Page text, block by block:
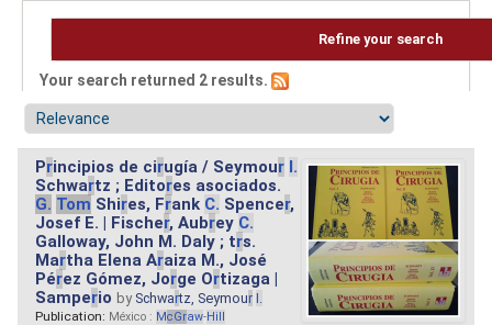
Refine your search
Your search returned 2 results.
Principios de cirugía / Seymour I.
Schwartz ; Editores asociados.
G. Tom Shires, Frank C. Spencer,
Josef E. | Fischer, Aubrey C.
Galloway, John M. Daly ; trs.
Martha Elena Araiza M., José
Pérez Gómez, Jorge Ortizaga |
Samperio by Schwartz, Seymour I.
Publication: México : McGraw-Hill